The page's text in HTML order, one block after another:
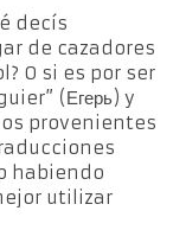
decís
de cazadores
O si es por ser
(Егерь) y
provenientes
habiendo
utilizar